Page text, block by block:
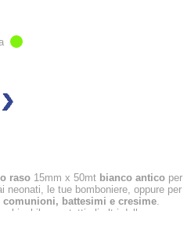
raso 15mm x 50mt bianco antico per
neonati, le tue bomboniere, oppure per
comunioni, battesimi e cresime
con tutti gli altri della gamma